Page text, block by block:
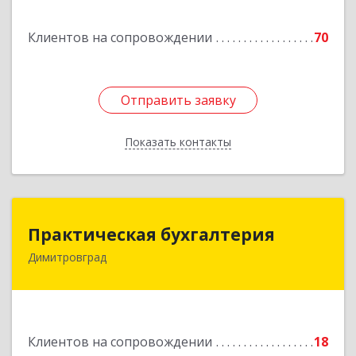
Клиентов на сопровождении 70
Отправить заявку
Показать контакты
Отправить заявку
Назад
Практическая бухгалтерия
Димитровград
Клиентов на сопровождении 18
Практическая бухгалтерия
433502, Ульяновская область, г.о. город
Подробнее